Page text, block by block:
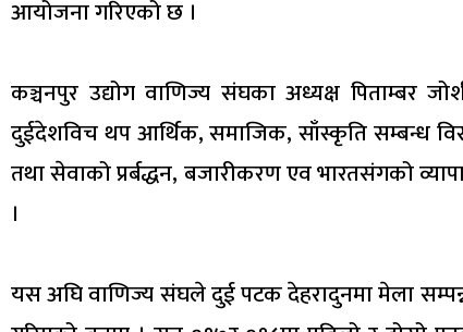
आयोजना गरिएको छ ।
कञ्चनपुर उद्योग वाणिज्य संघका अध्यक्ष पिताम्बर
दुईदेशविच थप आर्थिक, समाजिक, साँस्कृति सम्बन्ध
तथा सेवाको प्रर्बद्धन, बजारीकरण एव भारतसंगको
।
यस अघि वाणिज्य संघले दुई पटक देहरादुनमा मेला